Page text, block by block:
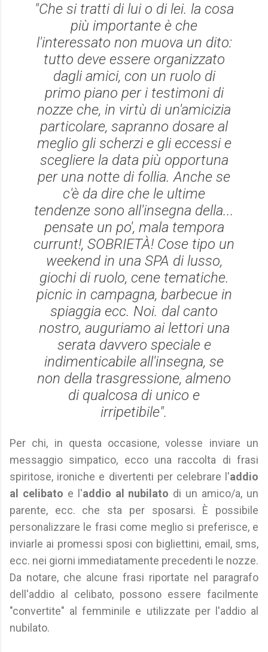
"Che si tratti di lui o di lei. la cosa
più importante è che
l'interessato non muova un dito:
tutto deve essere organizzato
dagli amici, con un ruolo di
primo piano per i testimoni di
nozze che, in virtù di un'amicizia
particolare, sapranno dosare al
meglio gli scherzi e gli eccessi e
scegliere la data più opportuna
per una notte di follia. Anche se
c'è da dire che le ultime
tendenze sono all'insegna della...
pensate un po', mala tempora
currunt!, SOBRIETÀ! Cose tipo un
weekend in una SPA di lusso,
giochi di ruolo, cene tematiche.
picnic in campagna, barbecue in
spiaggia ecc. Noi. dal canto
nostro, auguriamo ai lettori una
serata davvero speciale e
indimenticabile all'insegna, se
non della trasgressione, almeno
di qualcosa di unico e
irripetibile".
Per chi, in questa occasione, volesse inviare un
messaggio simpatico, ecco una raccolta di frasi
spiritose, ironiche e divertenti per celebrare l'addio
al celibato e l'addio al nubilato di un amico/a, un
parente, ecc. che sta per sposarsi. È possibile
personalizzare le frasi come meglio si preferisce, e
inviarle ai promessi sposi con bigliettini, email, sms,
ecc. nei giorni immediatamente precedenti le nozze.
Da notare, che alcune frasi riportate nel paragrafo
dell'addio al celibato, possono essere facilmente
"convertite" al femminile e utilizzate per l'addio al
nubilato.